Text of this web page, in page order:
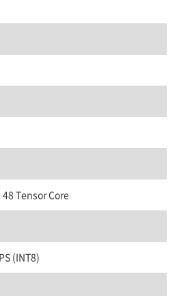
Tensor Core
(INT8)